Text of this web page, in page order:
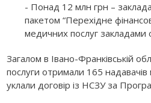
- Понад 12 млн грн –
пакетом “Перехідне
медичних послуг закладами
Загалом в Івано-Франківській
послуги отримали 165 надавачів
уклали договір із НСЗУ за